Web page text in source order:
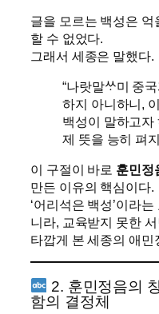
글을 모르는 백성은
할 수 없었다.
그래서 세종은 말했다.
“나랏말ᄊᆞ미 중
하지 아니하니,
백성이 말하고자
제 뜻을 능히 펴
이 구절이 바로 훈민정
만든 이유의 핵심이다.
‘어리석은 백성’이라
니라, 교육받지 못한
타깝게 본 세종의 애
2. 훈민정음의
함의 결정체